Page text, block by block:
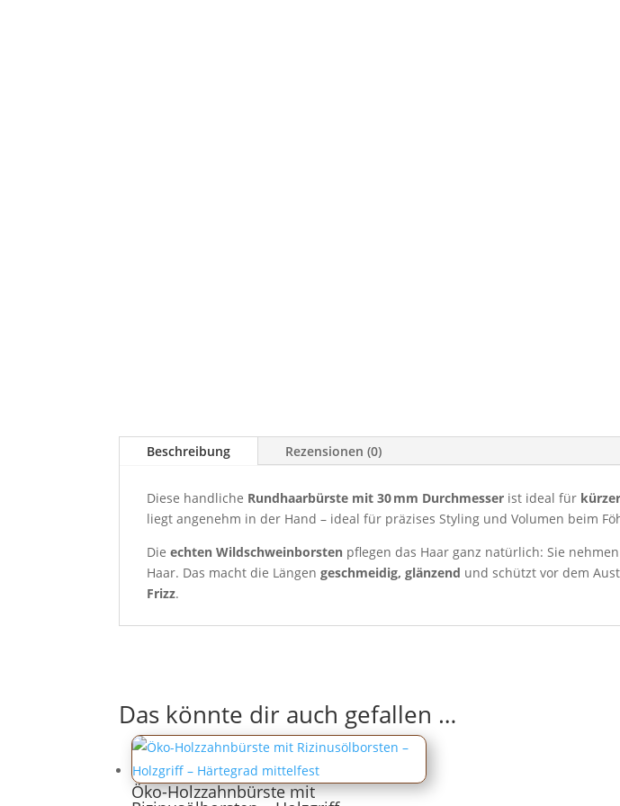
Beschreibung Rezensionen (0)
Diese handliche Rundhaarbürste mit 30 mm Durchmesser ist ideal für
liegt angenehm in der Hand – ideal für präzises Styling und Volumen beim
Die echten Wildschweinborsten pflegen das Haar ganz natürlich: Sie
Haar. Das macht die Längen geschmeidig, glänzend und schützt vor dem
Frizz.
Das könnte dir auch gefallen …
Öko-Holzzahnbürste mit